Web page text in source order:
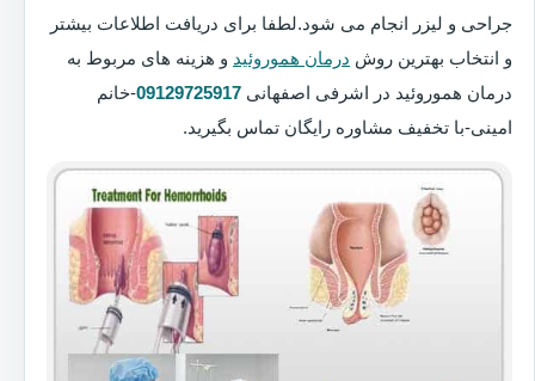
جراحی و لیزر انجام می شود.لطفا برای دریافت اطلاعات بیشتر
و انتخاب بهترین روش درمان هموروئید و هزینه های مربوط به
درمان هموروئید در اشرفی اصفهانی 09129725917-خانم
امینی-با تخفیف مشاوره رایگان تماس بگیرید.